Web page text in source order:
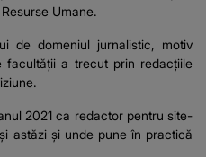
Umane.
de domeniul jurnalistic, motiv
a trecut prin redacțiile
2021 ca redactor pentru site-
astăzi și unde pune în practică